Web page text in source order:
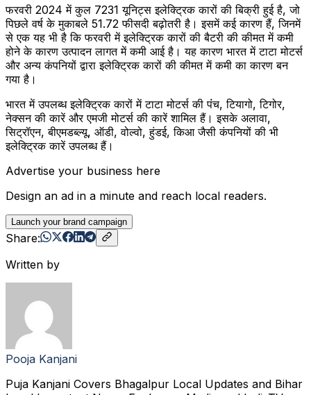
फरवरी 2024 में कुल 7231 यूनिट्स इलेक्ट्रिक कारों की बिक्री हुई है, जो
पिछले वर्ष के मुकाबले 51.72 फीसदी बढ़ोतरी है। इसमें कई कारण हैं, जिनमें
से एक यह भी है कि फरवरी में इलेक्ट्रिक कारों की बैटरी की कीमत में कमी
होने के कारण उत्पादन लागत में कमी आई है। यह कारण भारत में टाटा मोटर्स
और अन्य कंपनियों द्वारा इलेक्ट्रिक कारों की कीमत में कमी का कारण बन
गया है।
भारत में उपलब्ध इलेक्ट्रिक कारों में टाटा मोटर्स की पंंच, टियागो, टिगोर,
नेक्‍सन की कारें और एमजी मोटर्स की कारें शामिल हैं। इसके अलावा,
सिट्रॉएन, बीएमडब्ल्यू, ऑडी, वोल्वो, हुंडई, किआ जैसी कंपनियों की भी
इलेक्ट्रिक कारें उपलब्ध हैं।
Advertise your business here
Design an ad in a minute and reach local readers.
Launch your brand campaign
Share:
Written by
Pooja Kanjani
Puja Kanjani Covers Bhagalpur Local Updates and Bihar